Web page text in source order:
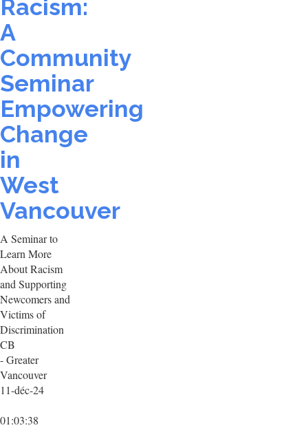
Racism:
A
Community
Seminar
Empowering
Change
in
West
Vancouver
A Seminar to
Learn More
About Racism
and Supporting
Newcomers and
Victims of
Discrimination
CB
- Greater
Vancouver
11-déc-24
01:03:38